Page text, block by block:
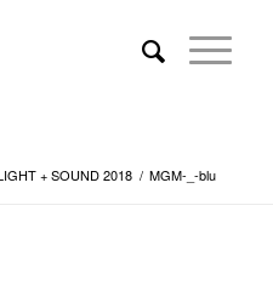
+ SOUND 2018 / MGM-_-blu